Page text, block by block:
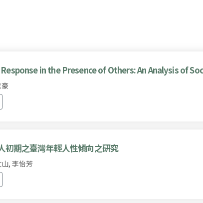
in the Presence of Others: An Analysis of
初期之臺灣年輕人性傾向之研究
, 李怡芳